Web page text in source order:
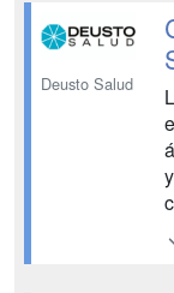
Deusto Salud